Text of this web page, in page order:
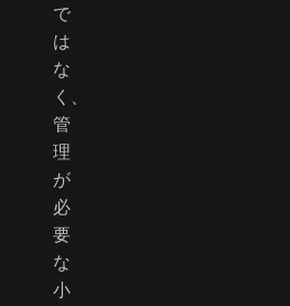
で
は
な
く、
管
理
が
必
要
な
小